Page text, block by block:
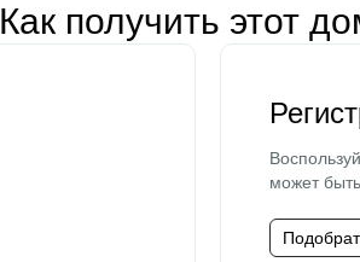
Как получить этот
может